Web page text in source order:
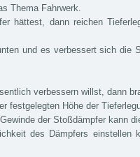
Thema Fahrwerk.
hättest, dann reichen
und es verbessert sich die
verbessern willst, dann
festgelegten Höhe der
der Stoßdämpfer kann
des Dämpfers